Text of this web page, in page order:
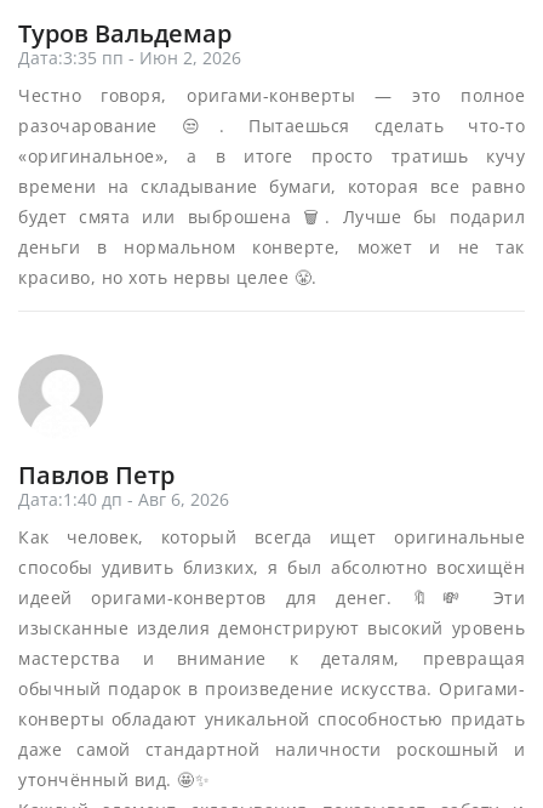
Туров Вальдемар
Дата:3:35 пп - Июн 2, 2026
Честно говоря, оригами-конверты — это полное
разочарование 😒. Пытаешься сделать что-то
«оригинальное», а в итоге просто тратишь кучу
времени на складывание бумаги, которая все равно
будет смята или выброшена 🗑️. Лучше бы подарил
деньги в нормальном конверте, может и не так
красиво, но хоть нервы целее 😤.
Павлов Петр
Дата:1:40 дп - Авг 6, 2026
Как человек, который всегда ищет оригинальные
способы удивить близких, я был абсолютно восхищён
идеей оригами-конвертов для денег. 🔖💸 Эти
изысканные изделия демонстрируют высокий уровень
мастерства и внимание к деталям, превращая
обычный подарок в произведение искусства. Оригами-
конверты обладают уникальной способностью придать
даже самой стандартной наличности роскошный и
утончённый вид. 🤩✨